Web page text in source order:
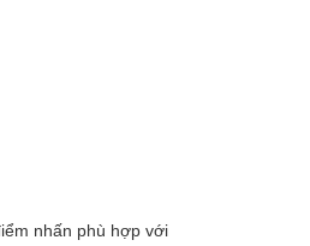
nhấn phù hợp với